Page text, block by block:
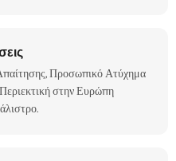
Προσωπικό Ατύχημα
στην Ευρώπη